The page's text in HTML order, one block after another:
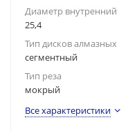
Диаметр внутренний
25,4
Тип дисков алмазных
сегментный
Тип реза
мокрый
Все характеристики